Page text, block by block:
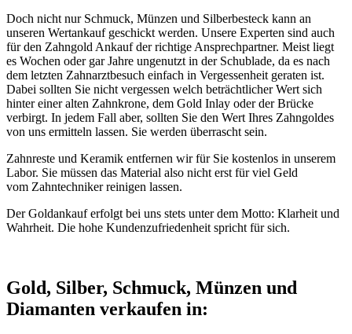
Doch nicht nur Schmuck, Münzen und Silberbesteck kann an
unseren Wertankauf geschickt werden. Unsere Experten sind auch
für den Zahngold Ankauf der richtige Ansprechpartner. Meist liegt
es Wochen oder gar Jahre ungenutzt in der Schublade, da es nach
dem letzten Zahnarztbesuch einfach in Vergessenheit geraten ist.
Dabei sollten Sie nicht vergessen welch beträchtlicher Wert sich
hinter einer alten Zahnkrone, dem Gold Inlay oder der Brücke
verbirgt. In jedem Fall aber, sollten Sie den Wert Ihres Zahngoldes
von uns ermitteln lassen. Sie werden überrascht sein.
Zahnreste und Keramik entfernen wir für Sie kostenlos in unserem
Labor. Sie müssen das Material also nicht erst für viel Geld
vom Zahntechniker reinigen lassen.
Der Goldankauf erfolgt bei uns stets unter dem Motto: Klarheit und
Wahrheit. Die hohe Kundenzufriedenheit spricht für sich.
Gold, Silber, Schmuck, Münzen und
Diamanten verkaufen in: